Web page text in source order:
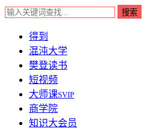
得到
混沌大学
樊登读书
短视频
大师课SVIP
商学院
知识大会员